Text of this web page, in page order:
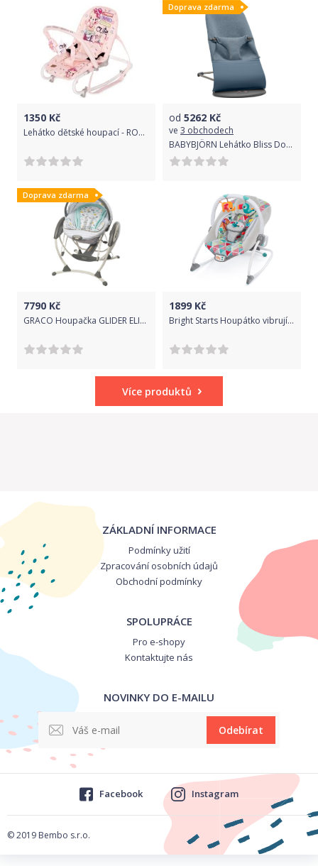
1350 Kč
Lehátko dětské houpací - ROCK STAR na cestách růžové - Lorelli
Doprava zdarma
od 5262 Kč
ve 3 obchodech
BABYBJÖRN Lehátko Bliss Dove Blue 3D Jersey
Doprava zdarma
7790 Kč
GRACO Houpačka GLIDER ELITE barva CLOUDS
1899 Kč
Bright Starts Houpátko vibrující s melodií Toucan Tango 0m+, do 18kg
Více produktů
ZÁKLADNÍ INFORMACE
Podmínky užití
Zpracování osobních údajů
Obchodní podmínky
SPOLUPRÁCE
Pro e-shopy
Kontaktujte nás
NOVINKY DO E-MAILU
Odebírat
© 2019 Bembo s.r.o.
Facebook Instagram